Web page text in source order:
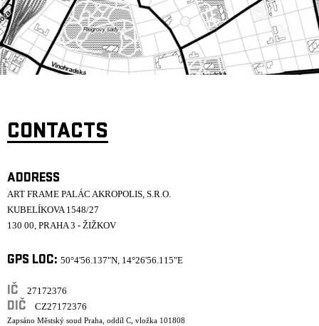
CONTACTS
ADDRESS
ART FRAME PALÁC AKROPOLIS, S.R.O.
KUBELÍKOVA 1548/27
130 00, PRAHA 3 - ŽIŽKOV
GPS LOC: 50°4'56.137"N, 14°26'56.115"E
IČ 27172376
DIČ CZ27172376
Zapsáno Městský soud Praha, oddíl C, vložka 101808